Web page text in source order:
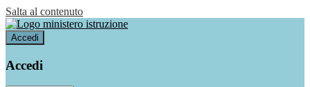
Salta al contenuto
Accedi
Accedi